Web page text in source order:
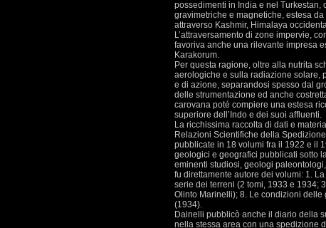
possedimenti in India e nel
gravimetriche e magnetiche, estesa
attraverso Kashmir, Himalaya
L’attraversamento di zone impervie,
favoriva anche una rilevante impresa
Karakorum.
Per questa ragione, oltre alla nutrita
aerologiche e sulla radiazione solare,
e di azione, separandosi spesso dal
delle strumentazione ed anche
carovana poté compiere una estesa
superiore dell’Indo e dei suoi affluenti.
La ricchissima raccolta di dati e
Relazioni Scientifiche della
pubblicate in 18 volumi fra il 1922 e il
geologici e geografici pubblicati sotto
eminenti studiosi, geologi
fu direttamente autore dei volumi: 1.
serie dei terreni (2 tomi, 1933 e 1934;
Olinto Marinelli); 8. Le condizioni delle
(1934).
Dainelli pubblicò anche il diario della
nella stessa area con una spedizione